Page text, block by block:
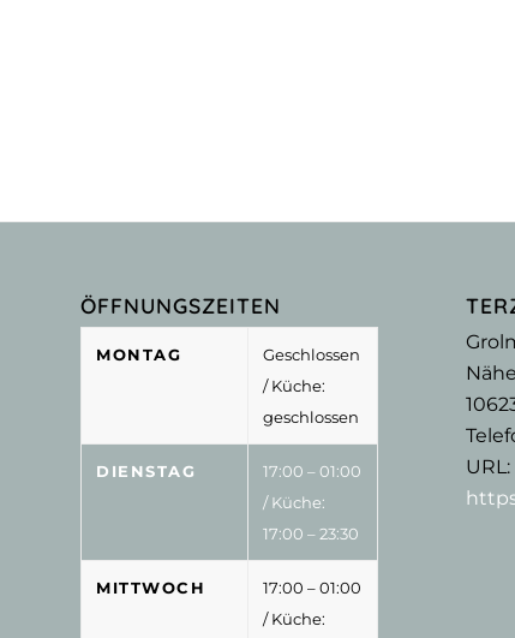
ÖFFNUNGSZEITEN
MONTAG
Geschlossen
/ Küche:
geschlossen
DIENSTAG
17:00 – 01:00
/ Küche:
17:00 – 23:30
MITTWOCH
17:00 – 01:00
/ Küche:
URL: